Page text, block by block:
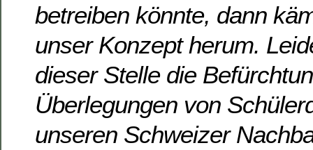
betreiben könnte, dann
unser Konzept herum.
dieser Stelle die
Überlegungen von
unseren Schweizer